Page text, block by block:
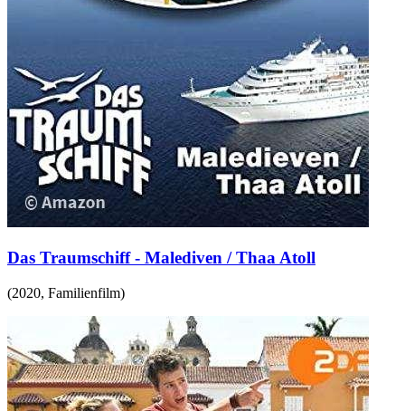
Das Traumschiff - Malediven / Thaa Atoll
(2020, Familienfilm)